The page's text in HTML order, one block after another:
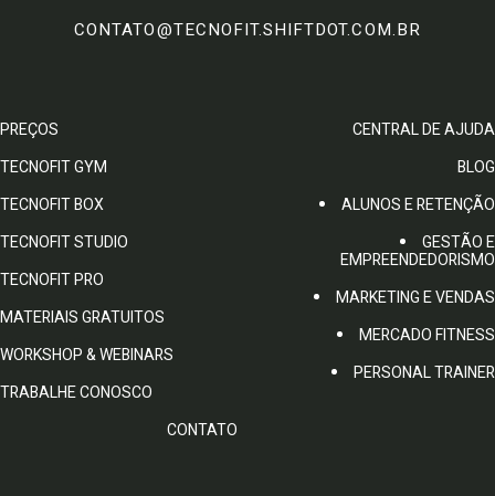
CONTATO@TECNOFIT.SHIFTDOT.COM.BR
PREÇOS
TECNOFIT GYM
TECNOFIT BOX
TECNOFIT STUDIO
TECNOFIT PRO
MATERIAIS GRATUITOS
WORKSHOP & WEBINARS
TRABALHE CONOSCO
CONTATO
CENTRAL DE AJUDA
BLOG
ALUNOS E RETENÇÃO
GESTÃO E
EMPREENDEDORISMO
MARKETING E VENDAS
MERCADO FITNESS
PERSONAL TRAINER